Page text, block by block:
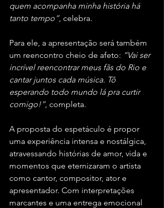
quem acompanha minha história há
tanto tempo”, celebra.
Para ele, a apresentação será também
um reencontro cheio de afeto: “Vai ser
incrível reencontrar meus fãs do Rio e
cantar juntos cada música. Tô
esperando todo mundo lá pra curtir
comigo!”, completa.
A proposta do espetáculo é propor
uma experiência intensa e nostálgica,
atravessando histórias de amor, vida e
momentos que eternizaram o artista
como cantor, compositor, ator e
apresentador. Com interpretações
marcantes e uma entrega emocional